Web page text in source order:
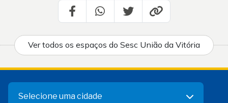
Ver todos os espaços do Sesc União da Vitória
Selecione uma cidade